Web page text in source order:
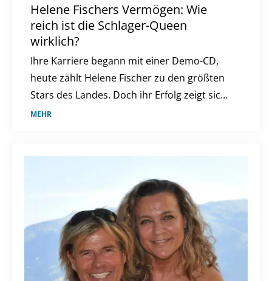
Helene Fischers Vermögen: Wie
reich ist die Schlager-Queen
wirklich?
Ihre Karriere begann mit einer Demo-CD,
heute zählt Helene Fischer zu den größten
Stars des Landes. Doch ihr Erfolg zeigt sich
längst nicht nur auf der Bühne.
MEHR